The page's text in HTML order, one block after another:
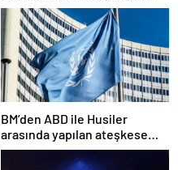
çıktı
BM’den ABD ile Husiler
arasında yapılan ateşkese
ilişkin değerlendirme